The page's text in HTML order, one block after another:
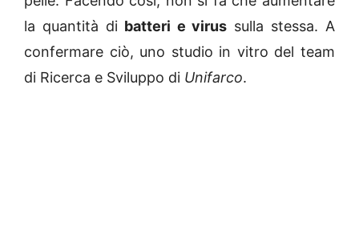
la quantità dibatteri e virus sulla stessa. A
confermare ciò, uno studio in vitro del team
di Ricerca e Sviluppo di Unifarco.